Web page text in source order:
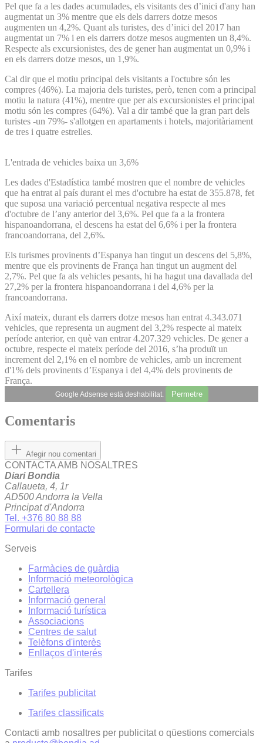
Pel que fa a les dades acumulades, els visitants des d’inici d'any han
augmentat un 3% mentre que els dels darrers dotze mesos
augmenten un 4,2%. Quant als turistes, des d’inici del 2017 han
augmentat un 7% i en els darrers dotze mesos augmenten un 8,4%.
Respecte als excursionistes, des de gener han augmentat un 0,9% i
en els darrers dotze mesos, un 1,9%.
Cal dir que el motiu principal dels visitants a l'octubre són les
compres (46%). La majoria dels turistes, però, tenen com a principal
motiu la natura (41%), mentre que per als excursionistes el principal
motiu són les compres (64%). Val a dir també que la gran part dels
turistes -un 79%- s'allotgen en apartaments i hotels, majoritàriament
de tres i quatre estrelles.
L'entrada de vehicles baixa un 3,6%
Les dades d'Estadística també mostren que el nombre de vehicles
que ha entrat al país durant el mes d'octubre ha estat de 355.878, fet
que suposa una variació percentual negativa respecte al mes
d'octubre de l’any anterior del 3,6%. Pel que fa a la frontera
hispanoandorrana, el descens ha estat del 6,6% i per la frontera
francoandorrana, del 2,6%.
Els turismes provinents d’Espanya han tingut un descens del 5,8%,
mentre que els provinents de França han tingut un augment del
2,7%. Pel que fa als vehicles pesants, hi ha hagut una davallada del
27,2% per la frontera hispanoandorrana i del 4,6% per la
francoandorrana.
Així mateix, durant els darrers dotze mesos han entrat 4.343.071
vehicles, que representa un augment del 3,2% respecte al mateix
període anterior, en què van entrar 4.207.329 vehicles. De gener a
octubre, respecte el mateix període del 2016, s’ha produït un
increment del 2,1% en el nombre de vehicles, amb un increment
d'1% dels provinents d’Espanya i del 4,4% dels provinents de
França.
Google Adsense està deshabilitat. Permetre
Comentaris
Afegir nou comentari
CONTACTA AMB NOSALTRES
Diari Bondia
Callaueta, 4, 1r
AD500 Andorra la Vella
Principat d'Andorra
Tel. +376 80 88 88
Formulari de contacte
Serveis
Farmàcies de guàrdia
Informació meteorològica
Cartellera
Informació general
Informació turística
Associacions
Centres de salut
Telèfons d'interès
Enllaços d'interés
Tarifes
Tarifes publicitat
Tarifes classificats
Contacti amb nosaltres per publicitat o qüestions comercials